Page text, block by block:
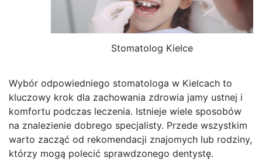
Stomatolog Kielce
Wybór odpowiedniego stomatologa w Kielcach to
kluczowy krok dla zachowania zdrowia jamy ustnej i
komfortu podczas leczenia. Istnieje wiele sposobów
na znalezienie dobrego specjalisty. Przede wszystkim
warto zacząć od rekomendacji znajomych lub rodziny,
którzy mogą polecić sprawdzonego dentystę.